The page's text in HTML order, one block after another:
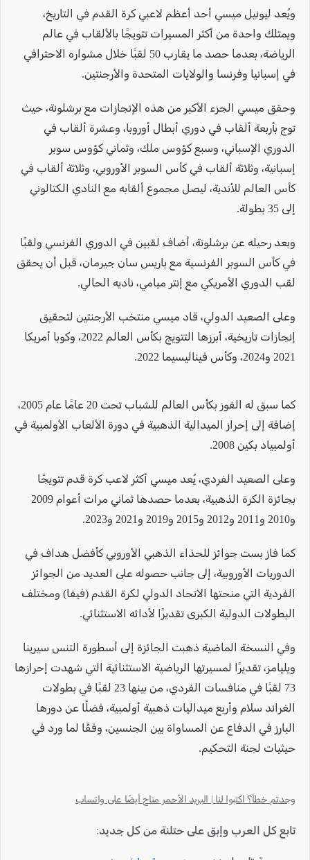
ويُعد ليونيل ميسي أحد أعظم لاعبي كرة القدم في التاريخ،
ويمتلك واحدة من أكثر المسيرات تتويجًا بالألقاب في عالم
الرياضة، بعدما حصد ما يقارب 50 لقبًا خلال مشواره الاحترافي
في إسبانيا وفرنسا والولايات المتحدة والأرجنتين.
وحقق ميسي الجزء الأكبر من هذه الإنجازات مع برشلونة، حيث
توج بأربعة ألقاب في دوري أبطال أوروبا، وعشرة ألقاب في
الدوري الإسباني، وسبع كؤوس ملك، وثماني كؤوس سوبر
إسبانية، وثلاثة ألقاب في كأس السوبر الأوروبي، وثلاثة ألقاب في
كأس العالم للأندية، ليصل مجموع ألقابه مع النادي الكتالوني
إلى 35 بطولة.
وبعد رحيله عن برشلونة، أضاف لقبين في الدوري الفرنسي ولقبًا
في كأس السوبر الفرنسية مع باريس سان جيرمان، قبل أن يحقق
لقب الدوري الأمريكي مع إنتر ميامي، ناديه الحالي.
وعلى الصعيد الدولي، قاد ميسي منتخب الأرجنتين لتحقيق
إنجازات تاريخية، أبرزها التتويج بكأس العالم 2022، وكوبا أمريكا
2021 و2024، وكأس فيناليسيما 2022.
كما سبق له الفوز بكأس العالم للشباب تحت 20 عامًا عام 2005،
إضافة إلى إحراز الميدالية الذهبية في دورة الألعاب الأولمبية في
أولمبياد بكين 2008.
وعلى الصعيد الفردي، يُعد ميسي أكثر لاعب كرة قدم تتويجًا
بجائزة الكرة الذهبية، بعدما حصدها ثماني مرات أعوام 2009
و2010 و2011 و2012 و2015 و2019 و2021 و2023.
كما فاز بست جوائز للحذاء الذهبي الأوروبي كأفضل هداف في
الدوريات الأوروبية، إلى جانب حصوله على العديد من الجوائز
الفردية التي منحتها الاتحاد الدولي لكرة القدم (فيفا) ومختلف
البطولات الدولية الكبرى تقديرًا لأدائه الاستثنائي.
وفي النسخة الماضية ذهبت الجائزة إلى أسطورة التنس سيرينا
ويليامز، تقديرًا لمسيرتها الرياضية الاستثنائية التي شهدت إحرازها
73 لقبًا في منافسات الفردي، من بينها 23 لقبًا في بطولات
الغراند سلام وأربع ميداليات ذهبية أولمبية، فضلًا عن دورها
البارز في الدفاع عن المساواة بين الجنسين، وفقًا لما ورد في
حيثيات لجنة التحكيم.
وجدتم خطأ؟ اكتبوا لنا | البريد الأحمر متاح أيضًا على واتساب
تابع كل العرب وإبق على حتلنة من كل جديد: